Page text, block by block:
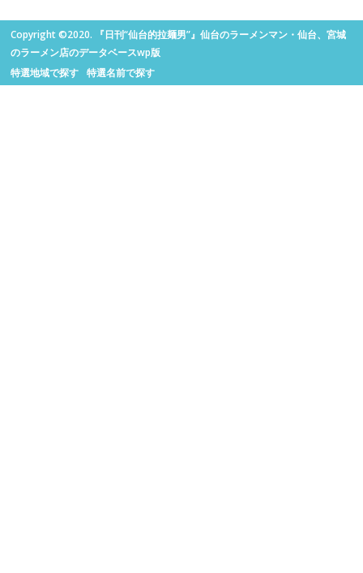
Copyright ©2020. 『日刊“仙台的拉麺男”』仙台のラーメンマン・仙台、宮城
のラーメン店のデータベースwp版
特選地域で探す
特選名前で探す